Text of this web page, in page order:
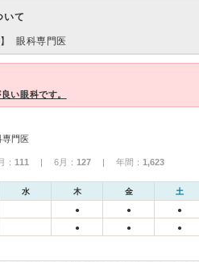
いて
眼科専門医
い眼科です。
専門医
111 | 6月： 127 | 年間： 1,623
水 木 金 土
● ● ●
● ● ●